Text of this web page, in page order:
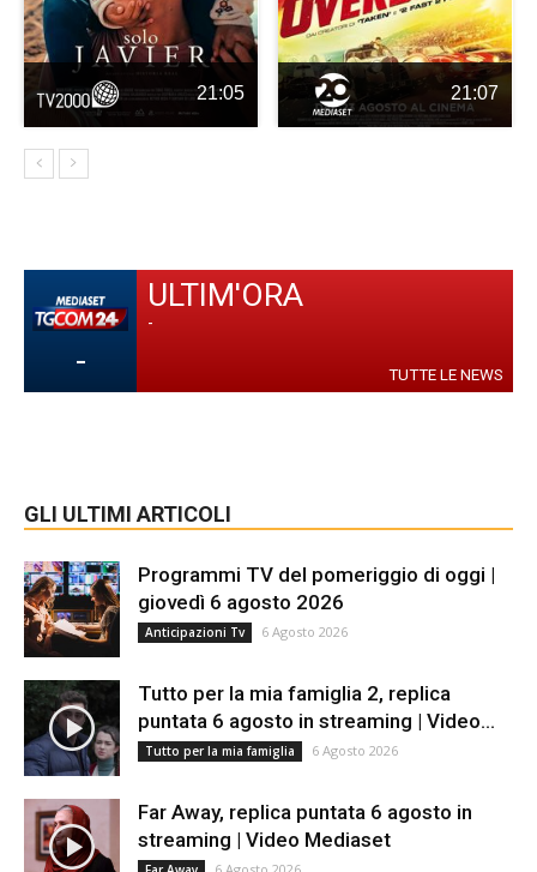
21:05 21:07
-
ULTIM'ORA
-
TUTTE LE NEWS
GLI ULTIMI ARTICOLI
Programmi TV del pomeriggio di oggi |
giovedì 6 agosto 2026
Anticipazioni Tv 6 Agosto 2026
Tutto per la mia famiglia 2, replica
puntata 6 agosto in streaming | Video...
Tutto per la mia famiglia 6 Agosto 2026
Far Away, replica puntata 6 agosto in
streaming | Video Mediaset